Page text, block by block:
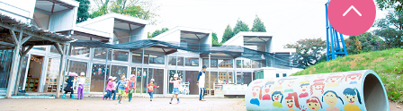
ページ
めざせ!HIPHOPダンサー!
輝け！チアリーダー
学童期向けプログラム